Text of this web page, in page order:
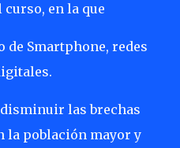
en la que
de Smartphone, redes
las brechas
la población mayor y